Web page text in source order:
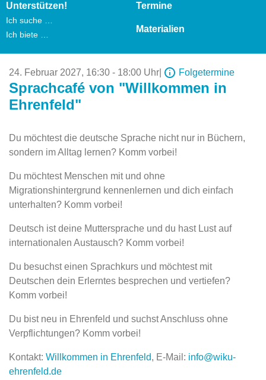
Unterstützen!
Ich suche …
Ich biete …
Termine
Materialien
24. Februar 2027, 16:30 - 18:00 Uhr Folgetermine
Sprachcafé von "Willkommen in
Ehrenfeld"
Du möchtest die deutsche Sprache nicht nur in Büchern,
sondern im Alltag lernen? Komm vorbei!
Du möchtest Menschen mit und ohne
Migrationshintergrund kennenlernen und dich einfach
unterhalten? Komm vorbei!
Deutsch ist deine Muttersprache und du hast Lust auf
internationalen Austausch? Komm vorbei!
Du besuchst einen Sprachkurs und möchtest mit
Deutschen dein Erlerntes besprechen und vertiefen?
Komm vorbei!
Du bist neu in Ehrenfeld und suchst Anschluss ohne
Verpflichtungen? Komm vorbei!
Kontakt: Willkommen in Ehrenfeld, E-Mail: info@wiku-
ehrenfeld.de